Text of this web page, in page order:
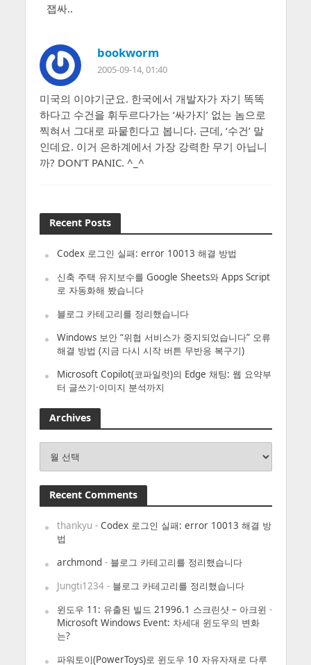
잽싸..
bookworm
2005-09-14, 01:40
미국의 이야기군요. 한국에서 개발자가 자기 똑똑
하다고 수건을 휘두르다가는 ‘싸가지’ 없는 놈으로
찍혀서 그대로 파뭍힌다고 봅니다. 근데, ‘수건’ 말
인데요. 이거 은하계에서 가장 강력한 무기 아닙니
까? DON’T PANIC. ^_^
Recent Posts
Codex 로그인 실패: error 10013 해결 방법
신축 주택 유지보수를 Google Sheets와 Apps Script
로 자동화해 봤습니다
블로그 카테고리를 정리했습니다
Windows 보안 “위협 서비스가 중지되었습니다” 오류
해결 방법 (지금 다시 시작 버튼 무반응 복구기)
Microsoft Copilot(코파일럿)의 Edge 채팅: 웹 요약부
터 글쓰기·이미지 분석까지
Archives
Recent Comments
thankyu - Codex 로그인 실패: error 10013 해결 방
법
archmond- 블로그 카테고리를 정리했습니다
Jungti1234- 블로그 카테고리를 정리했습니다
윈도우 11: 유출된 빌드 21996.1 스크린샷 – 아크윈 -
Microsoft Windows Event: 차세대 윈도우의 변화
는?
파워토이(PowerToys)로 윈도우 10 자유자재로 다루